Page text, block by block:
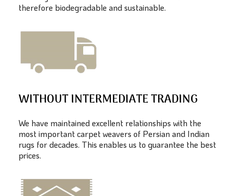
therefore biodegradable and sustainable.
WITHOUT INTERMEDIATE TRADING
We have maintained excellent relationships with the
most important carpet weavers of Persian and Indian
rugs for decades. This enables us to guarantee the best
prices.